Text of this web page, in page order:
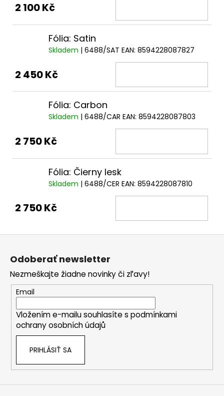
2 100 Kč
Fólia: Satin
Skladem | 6488/SAT EAN: 8594228087827
2 450 Kč
Fólia: Carbon
Skladem | 6488/CAR EAN: 8594228087803
2 750 Kč
Fólia: Čierny lesk
Skladem | 6488/CER EAN: 8594228087810
2 750 Kč
Odoberať newsletter
Nezmeškajte žiadne novinky či zľavy!
Email
Vložením e-mailu souhlasíte s podmínkami
ochrany osobních údajů
PRIHLÁSIŤ SA